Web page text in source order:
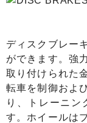
ディスクブレー
ができます。強
取り付けられた
転車を制御およ
り、トレーニン
す。ホイールは